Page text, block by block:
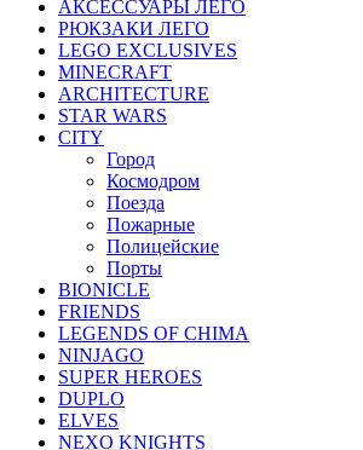
АКСЕССУАРЫ ЛЕГО
РЮКЗАКИ ЛЕГО
LEGO EXCLUSIVES
MINECRAFT
ARCHITECTURE
STAR WARS
CITY
Город
Космодром
Поезда
Пожарные
Полицейские
Порты
BIONICLE
FRIENDS
LEGENDS OF CHIMA
NINJAGO
SUPER HEROES
DUPLO
ELVES
NEXO KNIGHTS